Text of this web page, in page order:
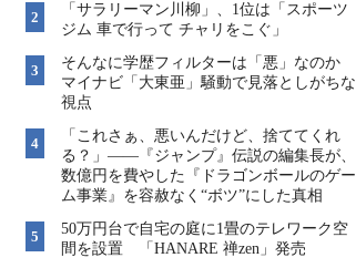
「サラリーマン川柳」、1位は「スポーツ
ジム 車で行って チャリをこぐ」
そんなに学歴フィルターは「悪」なのか
マイナビ「大東亜」騒動で見落としがちな
視点
「これさぁ、悪いんだけど、捨ててくれ
る？」――『ジャンプ』伝説の編集長が、
数億円を費やした『ドラゴンボールのゲー
ム事業』を容赦なく“ボツ”にした真相
50万円台で自宅の庭に1畳のテレワーク空
間を設置 「HANARE 禅zen」発売